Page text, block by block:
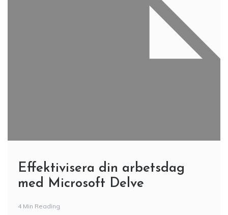
Effektivisera din arbetsdag
med Microsoft Delve
4 Min Reading